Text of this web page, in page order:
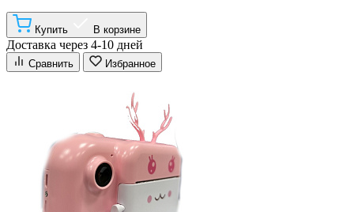
Купить В корзине
Доставка через 4-10 дней
Сравнить Избранное